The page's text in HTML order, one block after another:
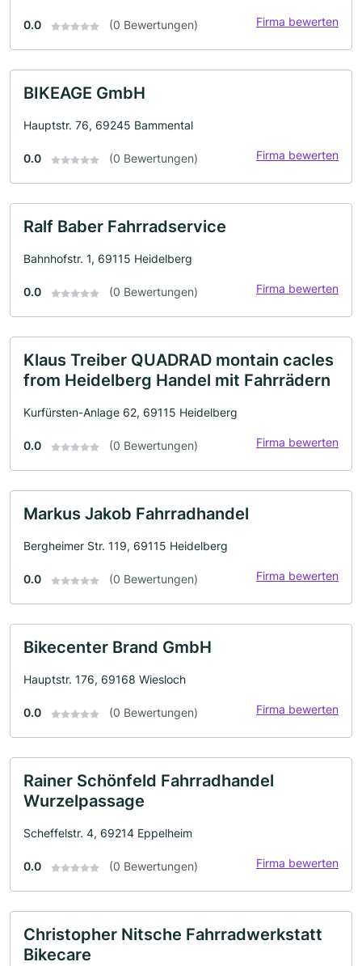
0.0 (0 Bewertungen) Firma bewerten
BIKEAGE GmbH
Hauptstr. 76, 69245 Bammental
0.0 (0 Bewertungen) Firma bewerten
Ralf Baber Fahrradservice
Bahnhofstr. 1, 69115 Heidelberg
0.0 (0 Bewertungen) Firma bewerten
Klaus Treiber QUADRAD montain cacles
from Heidelberg Handel mit Fahrrädern
Kurfürsten-Anlage 62, 69115 Heidelberg
0.0 (0 Bewertungen) Firma bewerten
Markus Jakob Fahrradhandel
Bergheimer Str. 119, 69115 Heidelberg
0.0 (0 Bewertungen) Firma bewerten
Bikecenter Brand GmbH
Hauptstr. 176, 69168 Wiesloch
0.0 (0 Bewertungen) Firma bewerten
Rainer Schönfeld Fahrradhandel
Wurzelpassage
Scheffelstr. 4, 69214 Eppelheim
0.0 (0 Bewertungen) Firma bewerten
Christopher Nitsche Fahrradwerkstatt
Bikecare